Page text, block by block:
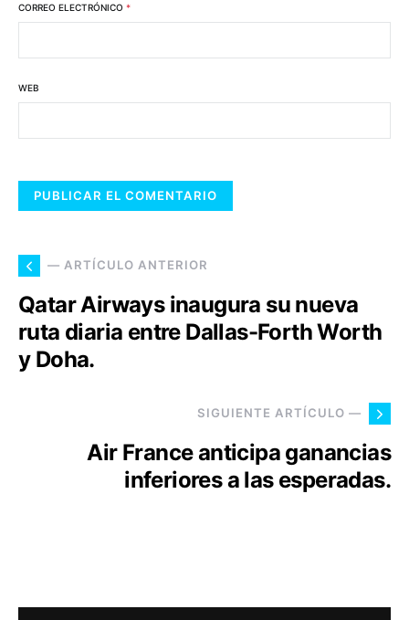
CORREO ELECTRÓNICO *
WEB
— ARTÍCULO ANTERIOR
Qatar Airways inaugura su nueva
ruta diaria entre Dallas-Forth Worth
y Doha.
SIGUIENTE ARTÍCULO —
Air France anticipa ganancias
inferiores a las esperadas.